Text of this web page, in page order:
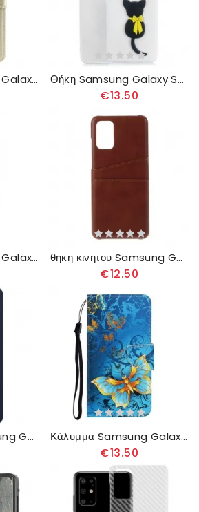
Κάλυμμα Samsung Galaxy S20 Plus / S20 Plus 5G Λαμπερό Ψεύτικο Δέρμα Θήκη Samsung Galaxy S20 Plus / S20 Plus 5G Γοητευτικό 3d Μουνί
€13.50
Κάλυμμα Samsung Galaxy S20 Plus / S20 Plus 5G Πολύχρωμο Δέντρο θηκη κινητου Samsung Galaxy S20 Plus / S20 Plus 5G Διπλή Κάρτα
€12.50
θηκη κινητου Samsung Galaxy S20 Plus / S20 Plus 5G Σειρά Nillkin Flex Pure Κάλυμμα Samsung Galaxy S20 Plus / S20 Plus 5G Παραλλαγές Πεταλούδων
€13.50